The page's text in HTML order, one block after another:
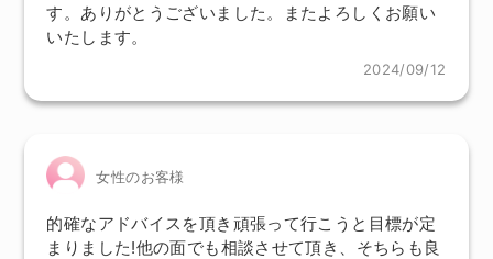
す。ありがとうございました。またよろしくお願い
いたします。
2024/09/12
女性のお客様
的確なアドバイスを頂き頑張って行こうと目標が定
まりました!他の面でも相談させて頂き、そちらも良